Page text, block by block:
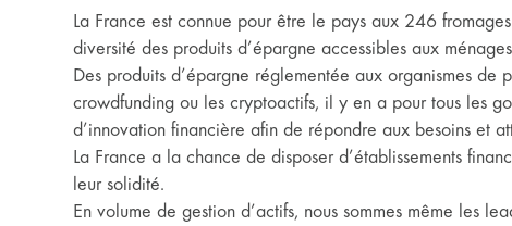
La France est connue pour être le pays aux 246
diversité des produits d’épargne accessibles aux
Des produits d’épargne réglementée aux organismes
crowdfunding ou les cryptoactifs, il y en a pour tous les
d’innovation financière afin de répondre aux besoins et
La France a la chance de disposer d’établissements
leur solidité.
En volume de gestion d’actifs, nous sommes même les